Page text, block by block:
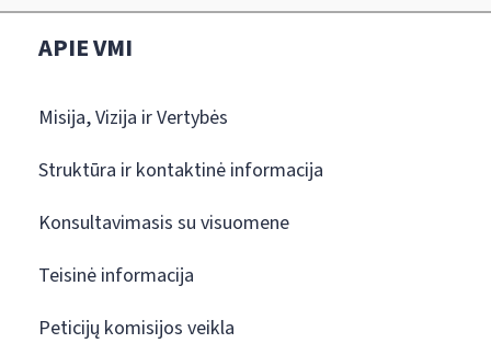
APIE VMI
Misija, Vizija ir Vertybės
Struktūra ir kontaktinė informacija
Konsultavimasis su visuomene
Teisinė informacija
Peticijų komisijos veikla